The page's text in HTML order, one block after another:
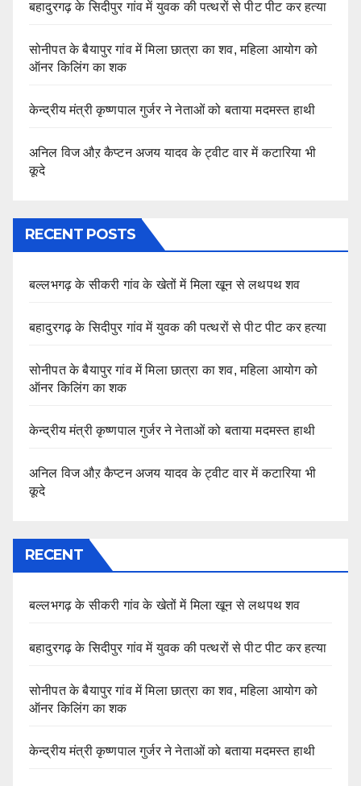
बहादुरगढ़ के सिदीपुर गांव में युवक की पत्थरों से पीट पीट कर हत्या
सोनीपत के बैयापुर गांव में मिला छात्रा का शव, महिला आयोग को
ऑनर किलिंग का शक
केन्द्रीय मंत्री कृष्णपाल गुर्जर ने नेताओं को बताया मदमस्त हाथी
अनिल विज औऱ कैप्टन अजय यादव के ट्वीट वार में कटारिया भी
कूदे
RECENT POSTS
बल्लभगढ़ के सीकरी गांव के खेतों में मिला खून से लथपथ शव
बहादुरगढ़ के सिदीपुर गांव में युवक की पत्थरों से पीट पीट कर हत्या
सोनीपत के बैयापुर गांव में मिला छात्रा का शव, महिला आयोग को
ऑनर किलिंग का शक
केन्द्रीय मंत्री कृष्णपाल गुर्जर ने नेताओं को बताया मदमस्त हाथी
अनिल विज औऱ कैप्टन अजय यादव के ट्वीट वार में कटारिया भी
कूदे
RECENT
बल्लभगढ़ के सीकरी गांव के खेतों में मिला खून से लथपथ शव
बहादुरगढ़ के सिदीपुर गांव में युवक की पत्थरों से पीट पीट कर हत्या
सोनीपत के बैयापुर गांव में मिला छात्रा का शव, महिला आयोग को
ऑनर किलिंग का शक
केन्द्रीय मंत्री कृष्णपाल गुर्जर ने नेताओं को बताया मदमस्त हाथी